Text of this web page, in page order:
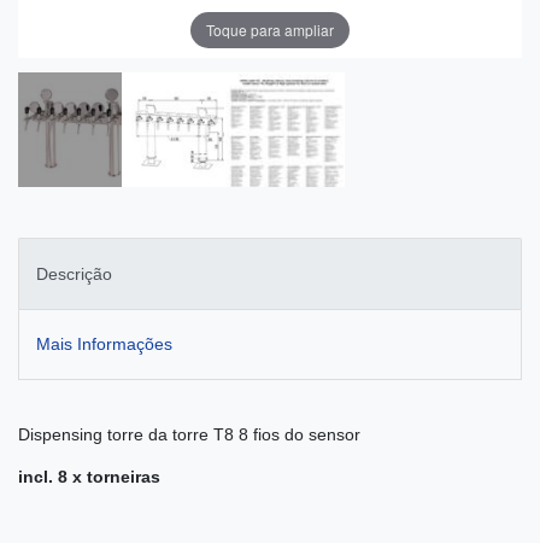
Toque para ampliar
Descrição
Mais Informações
Dispensing torre da torre T8 8 fios do sensor
incl. 8 x torneiras